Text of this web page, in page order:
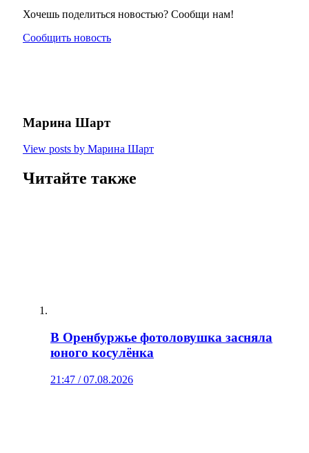
Хочешь поделиться новостью? Сообщи нам!
Сообщить новость
Марина Шарт
View posts by Марина Шарт
Читайте также
В Оренбуржье фотоловушка засняла
юного косулёнка
21:47 / 07.08.2026